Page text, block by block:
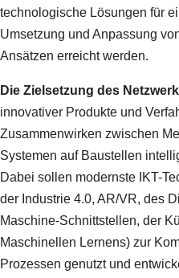
technologische Lösungen für
Umsetzung und Anpassung
Ansätzen erreicht werden.
Die Zielsetzung des
innovativer Produkte und
Zusammenwirken zwischen
Systemen auf Baustellen
Dabei sollen modernste IKT-
der Industrie 4.0, AR/VR, des
Maschine-Schnittstellen, der
Maschinellen Lernens) zur
Prozessen genutzt und